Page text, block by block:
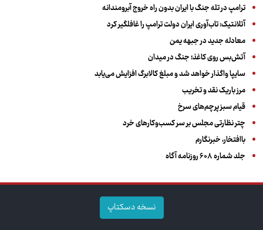
ترامپ در تله جنگ با ایران بدون راه خروج آبرومندانه
آتلانتیک: تاب‌آوری ایران دولت ترامپ را غافلگیر کرد
معادله جدید در جبهه یمن
آتش‌بس روی کاغذ؛ جنگ در میدان
سایپا واگذار خواهد شد و مبلغ کالابرگ افزایش می‌یابد
مرز باریک نقد و تخریب
قیام سبز پرچم‌های سرخ
چتر نظارتی مجلس بر سر کسب‌وکارهای خرد
باافتخار، خبرنگارم
جلد شماره ۶۰۸ روزنامه آگاه
نسخه دسکتاپ